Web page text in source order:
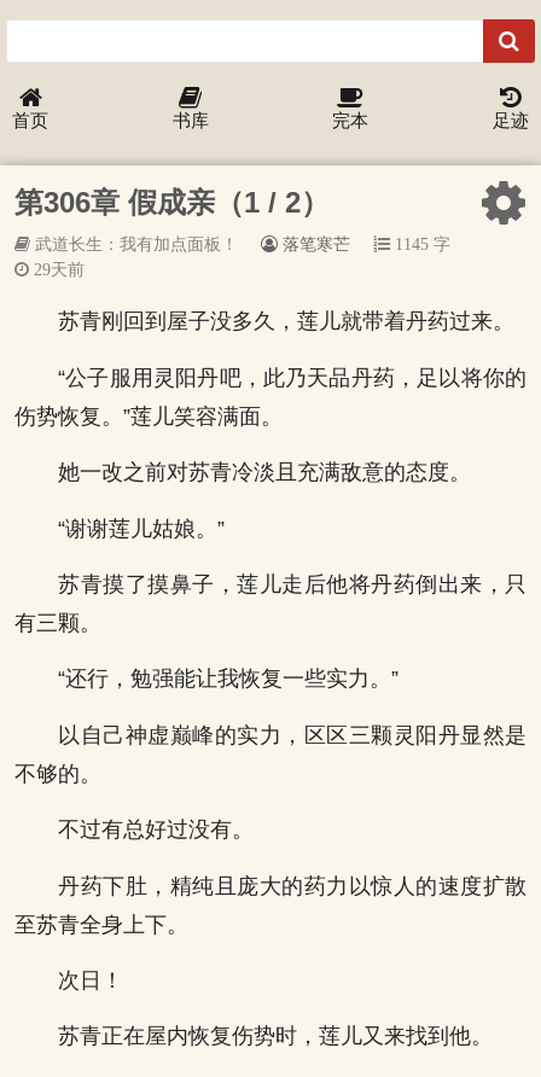
首页 书库 完本 足迹
第306章 假成亲（1 / 2）
武道长生：我有加点面板！ 落笔寒芒
1145 字
29天前
苏青刚回到屋子没多久，莲儿就带着丹药过来。
“公子服用灵阳丹吧，此乃天品丹药，足以将你的
伤势恢复。”莲儿笑容满面。
她一改之前对苏青冷淡且充满敌意的态度。
“谢谢莲儿姑娘。”
苏青摸了摸鼻子，莲儿走后他将丹药倒出来，只
有三颗。
“还行，勉强能让我恢复一些实力。”
以自己神虚巅峰的实力，区区三颗灵阳丹显然是
不够的。
不过有总好过没有。
丹药下肚，精纯且庞大的药力以惊人的速度扩散
至苏青全身上下。
次日！
苏青正在屋内恢复伤势时，莲儿又来找到他。